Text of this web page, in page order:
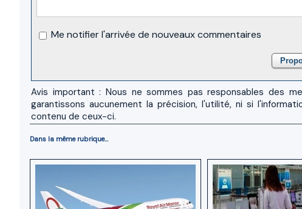
Me notifier l'arrivée de nouveaux commentaires
Avis important : Nous ne sommes pas responsables des
garantissons aucunement la précision, l'utilité, ni si
contenu de ceux-ci.
Dans la même rubrique...